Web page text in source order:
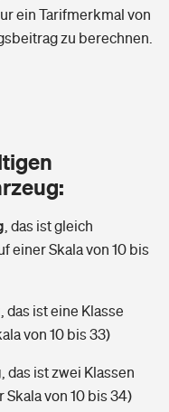
ich im Alter?
ein Tarifmerkmal von
zu berechnen.
das ist gleich
einer Skala von 10 bis
das ist eine Klasse
von 10 bis 33)
das ist zwei Klassen
von 10 bis 34)